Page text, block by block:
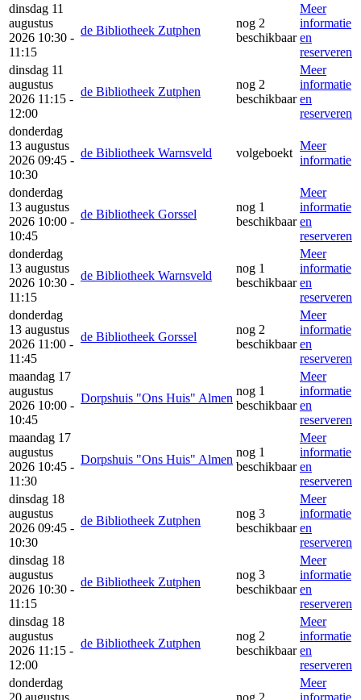
dinsdag 11
augustus
2026 10:30 -
11:15
de Bibliotheek Zutphen
nog 2
beschikbaar
Meer
informatie
en
reserveren
dinsdag 11
augustus
2026 11:15 -
12:00
de Bibliotheek Zutphen
nog 2
beschikbaar
Meer
informatie
en
reserveren
donderdag
13 augustus
2026 09:45 -
10:30
de Bibliotheek Warnsveld volgeboekt
Meer
informatie
donderdag
13 augustus
2026 10:00 -
10:45
de Bibliotheek Gorssel
nog 1
beschikbaar
Meer
informatie
en
reserveren
donderdag
13 augustus
2026 10:30 -
11:15
de Bibliotheek Warnsveld
nog 1
beschikbaar
Meer
informatie
en
reserveren
donderdag
13 augustus
2026 11:00 -
11:45
de Bibliotheek Gorssel
nog 2
beschikbaar
Meer
informatie
en
reserveren
maandag 17
augustus
2026 10:00 -
10:45
Dorpshuis "Ons Huis" Almen
nog 1
beschikbaar
Meer
informatie
en
reserveren
maandag 17
augustus
2026 10:45 -
11:30
Dorpshuis "Ons Huis" Almen
nog 1
beschikbaar
Meer
informatie
en
reserveren
dinsdag 18
augustus
2026 09:45 -
10:30
de Bibliotheek Zutphen
nog 3
beschikbaar
Meer
informatie
en
reserveren
dinsdag 18
augustus
2026 10:30 -
11:15
de Bibliotheek Zutphen
nog 3
beschikbaar
Meer
informatie
en
reserveren
dinsdag 18
augustus
2026 11:15 -
12:00
de Bibliotheek Zutphen
nog 2
beschikbaar
Meer
informatie
en
reserveren
donderdag
20 augustus
nog 2
Meer
informatie